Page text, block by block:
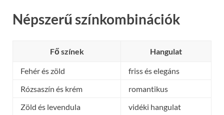
Népszerű színkombinációk
Fő színek Hangulat
Fehér és zöld
friss és elegáns
Rózsaszín és krém
romantikus
Zöld és levendula
vidéki hangulat